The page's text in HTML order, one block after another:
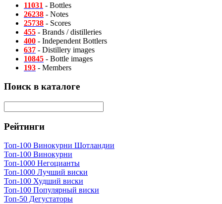
11031 - Bottles
26238 - Notes
25738 - Scores
455 - Brands / distilleries
400 - Independent Bottlers
637 - Distillery images
10845 - Bottle images
193 - Members
Поиск в каталоге
Рейтинги
Топ-100 Винокурни Шотландии
Топ-100 Винокурни
Топ-1000 Негоцианты
Топ-1000 Лучший виски
Топ-100 Худший виски
Топ-100 Популярный виски
Топ-50 Дегустаторы